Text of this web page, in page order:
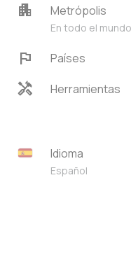
apartment Metrópolis
En todo el mundo
flag Países
handyman Herramientas
Idioma
Español